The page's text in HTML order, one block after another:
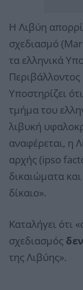
Η Λιβύη
σχεδιασμό
τα ελληνικά
Περιβάλλοντος
Υποστηρίζει
τμήμα του
λιβυκή
αναφέρεται, η
αρχής (ipso
δικαιώματα
δίκαιο».
Καταλήγει ότι
σχεδιασμός
της Λιβύης».